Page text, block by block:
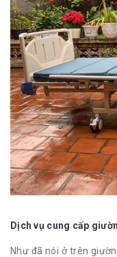
Dịch vụ cung cấp
Như đã nói ở trên